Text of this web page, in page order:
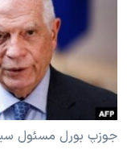
فرهنگ و زندگی
حقوق شهروندی
اقتصادی
علم و فناوری
اسرائیل در جنگ
انتخابات ریاست
حمله جمهوری
رمز مهسا
ورزش زنان در ایران
زبانهای مختلف
جوزپ بورل مسئول